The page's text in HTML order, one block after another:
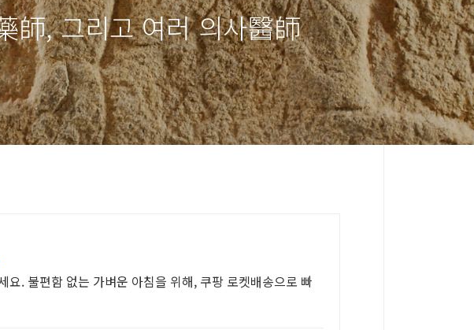
師, 그리고 여러 의사醫師
. 불편함 없는 가벼운 아침을 위해, 쿠팡 로켓배송으로 빠